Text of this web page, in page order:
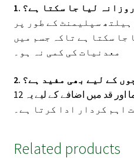
سپلیمنٹ کے طور پر
جا سکتا ہے تاکہ جسم میں
معدنیات کی کمی نہ ہو۔
کے لیے بھی مفید ہے؟
جی بالکل، بچوں کی نشوونما اور قد میں اضافے کے لیے یہ 12
اہم کردار ادا کرتا ہے۔
Related products